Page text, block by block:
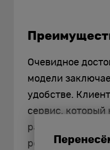
Очевидное
модели
удобстве.
сервис, который
разработали за
регулярно